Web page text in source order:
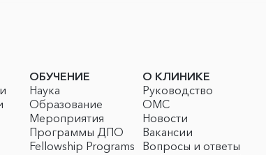
ОБУЧЕНИЕ
Наука
Образование
Мероприятия
Программы ДПО
Fellowship Programs
О КЛИНИКЕ
Руководство
ОМС
Новости
Вакансии
Вопросы и ответы